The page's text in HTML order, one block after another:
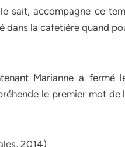
sait, accompagne ce
dans la cafetière quand
Marianne a fermé
le premier mot de
2014)